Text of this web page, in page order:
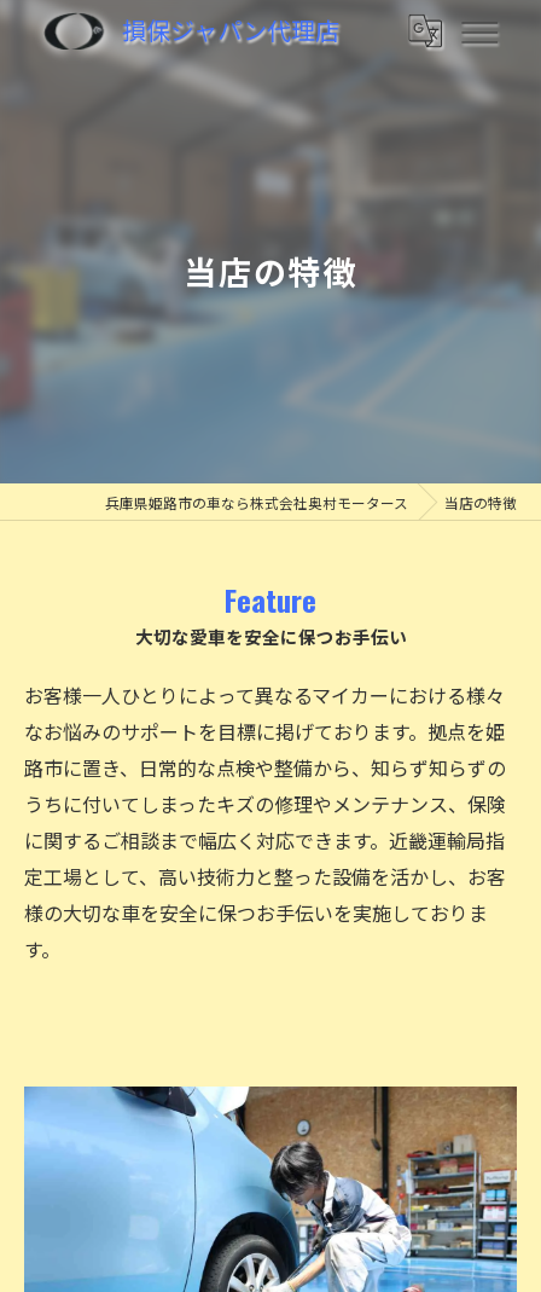
損保ジャパン代理店
当店の特徴
兵庫県姫路市の車なら株式会社奥村モータース 当店の特徴
大切な愛車を安全に保つお手伝い
Feature
お客様一人ひとりによって異なるマイカーにおける様々
なお悩みのサポートを目標に掲げております。拠点を姫
路市に置き、日常的な点検や整備から、知らず知らずの
うちに付いてしまったキズの修理やメンテナンス、保険
に関するご相談まで幅広く対応できます。近畿運輸局指
定工場として、高い技術力と整った設備を活かし、お客
様の大切な車を安全に保つお手伝いを実施しておりま
す。